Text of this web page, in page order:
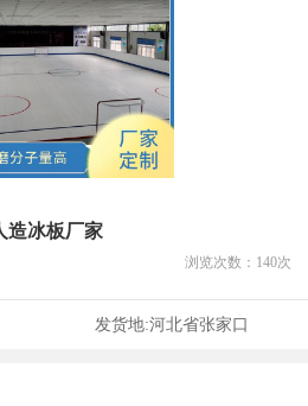
造冰板厂家
浏览次数： 140次
发货地:河北省张家口